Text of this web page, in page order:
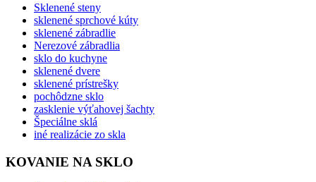
Sklenené steny
sklenené sprchové kúty
sklenené zábradlie
Nerezové zábradlia
sklo do kuchyne
sklenené dvere
sklenené prístrešky
pochôdzne sklo
zasklenie výťahovej šachty
Špeciálne sklá
iné realizácie zo skla
KOVANIE NA SKLO